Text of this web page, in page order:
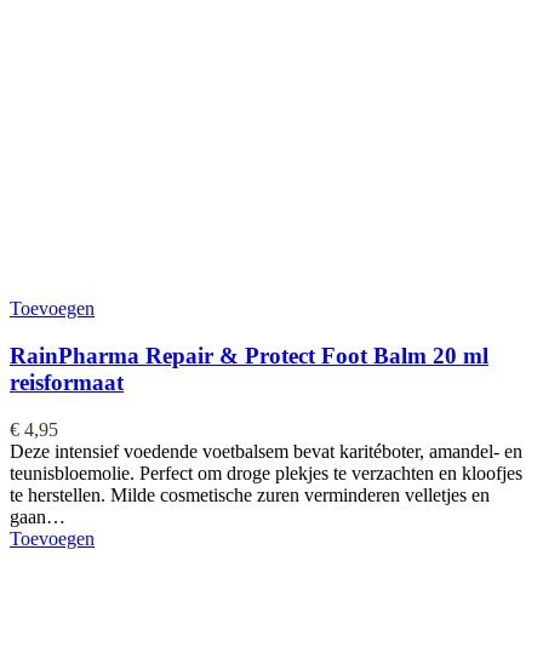
Toevoegen
RainPharma Repair & Protect Foot Balm 20 ml
reisformaat
€ 4,95
Deze intensief voedende voetbalsem bevat karitéboter, amandel- en
teunisbloemolie. Perfect om droge plekjes te verzachten en kloofjes
te herstellen. Milde cosmetische zuren verminderen velletjes en
gaan…
Toevoegen